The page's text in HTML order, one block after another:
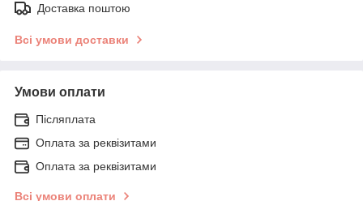
Доставка поштою
Всі умови доставки
Умови оплати
Післяплата
Оплата за реквізитами
Оплата за реквізитами
Всі умови оплати